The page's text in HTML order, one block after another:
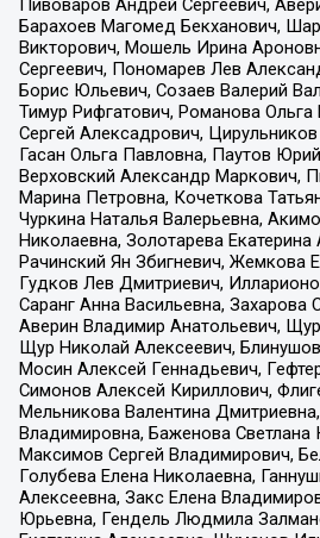
Пивоваров Андрей Сергеевич,
Барахоев Магомед Бекханович,
Викторович, Мошель Ирина
Сергеевич, Пономарев Лев
Борис Юльевич, Созаев Валерий
Тимур Рифгатович, Романова
Сергей Алексадрович,
Гасан Ольга Павловна, Паутов
Верховский Александр Маркович,
Марина Петровна, Кочеткова
Чуркина Наталья Валерьевна,
Николаевна, Золотарева Екатерина
Рачинский Ян Збигневич, Жемкова
Гудков Лев Дмитриевич,
Саранг Анна Васильевна, Захарова
Аверин Владимир Анатольевич,
Щур Николай Алексеевич,
Мосин Алексей Геннадьевич,
Симонов Алексей Кириллович,
Мельникова Валентина
Владимировна, Баженова Светлана
Максимов Сергей Владимирович,
Голубева Елена Николаевна,
Алексеевна, Закс Елена
Юрьевна, Гендель Людмила